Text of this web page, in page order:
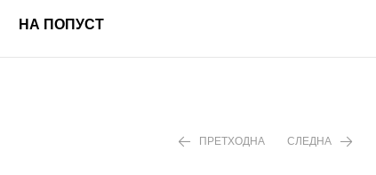
НА ПОПУСТ
ПРЕТХОДНА СЛЕДНА